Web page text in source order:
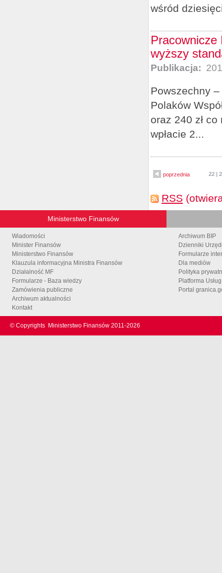
wśród
Pracownicze
wyższy
Publikacja:
Powszechny
Polaków
oraz 240 zł
wpłacie 2...
poprzednia 22 |
RSS
Ministerstwo Finansów
Wiadomości
Minister Finansów
Ministerstwo Finansów
Klauzula informacyjna Ministra Finansów
Działalność MF
Formularze - Baza wiedzy
Zamówienia publiczne
Archiwum aktualności
Kontakt
Archiwum BIP
Dzienniki
Formularze
Dla mediów
Polityka
Platforma
Portal
© Copyrights Ministerstwo Finansów 2011-2026